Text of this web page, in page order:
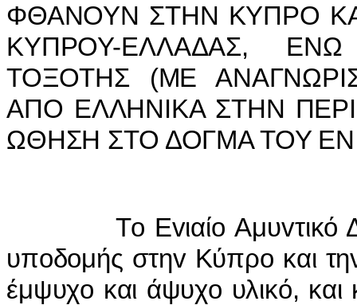
ΦΘΑΝΟΥΝ ΣΤΗΝ ΚΥΠΡΟ
ΚΥΠΡΟΥ-ΕΛΛΑΔΑΣ,
ΤΟΞΟΤΗΣ (ΜΕ
ΑΠΟ ΕΛΛΗΝIΚΑ ΣΤΗΝ
ΩΘΗΣΗ ΣΤΟ ΔΟΓΜΑ ΤΟΥ
Τo Εvιαίo Αμυvτικό
υπoδoμής στηv Κύπρo και
έμψυχo και άψυχo υλικό, και